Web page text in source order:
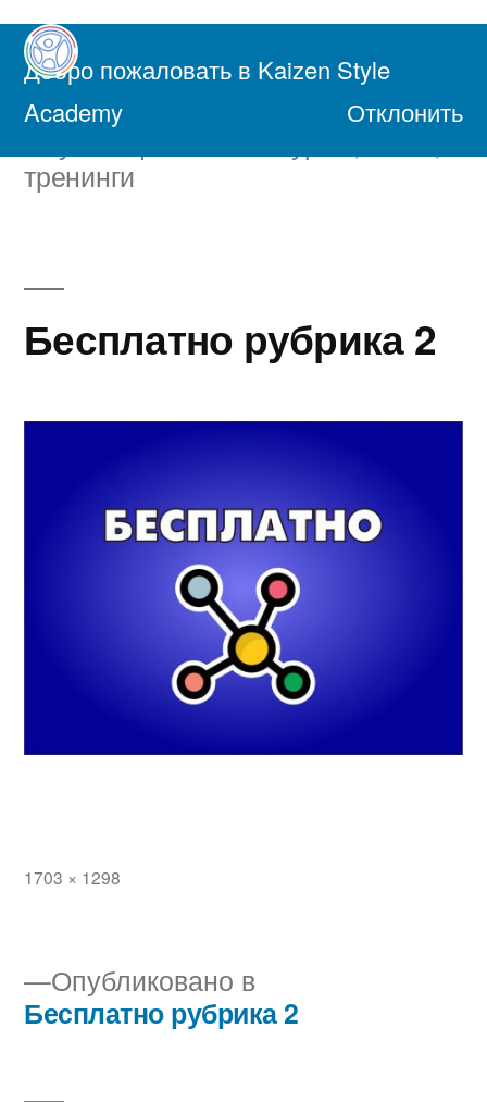
Добро пожаловать в Kaizen Style
Academy
Отклонить
Перейти
содержимому
Академия Осознанной Жизни
тренинги
Бесплатно рубрика 2
Полный
1703 × 1298
Навигация
Опубликовано в
Бесплатно рубрика 2